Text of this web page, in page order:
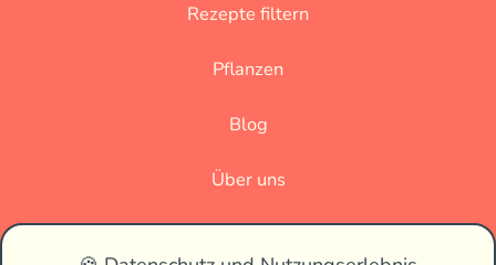
Rezepte filtern
Pflanzen
Blog
Über uns